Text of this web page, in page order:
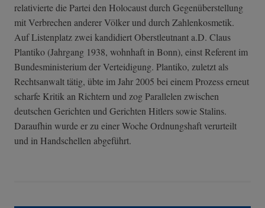
relativierte die Partei den Holocaust durch Gegenüberstellung
mit Verbrechen anderer Völker und durch Zahlenkosmetik.
Auf Listenplatz zwei kandidiert Oberstleutnant a.D. Claus
Plantiko (Jahrgang 1938, wohnhaft in Bonn), einst Referent im
Bundesministerium der Verteidigung. Plantiko, zuletzt als
Rechtsanwalt tätig, übte im Jahr 2005 bei einem Prozess erneut
scharfe Kritik an Richtern und zog Parallelen zwischen
deutschen Gerichten und Gerichten Hitlers sowie Stalins.
Daraufhin wurde er zu einer Woche Ordnungshaft verurteilt
und in Handschellen abgeführt.